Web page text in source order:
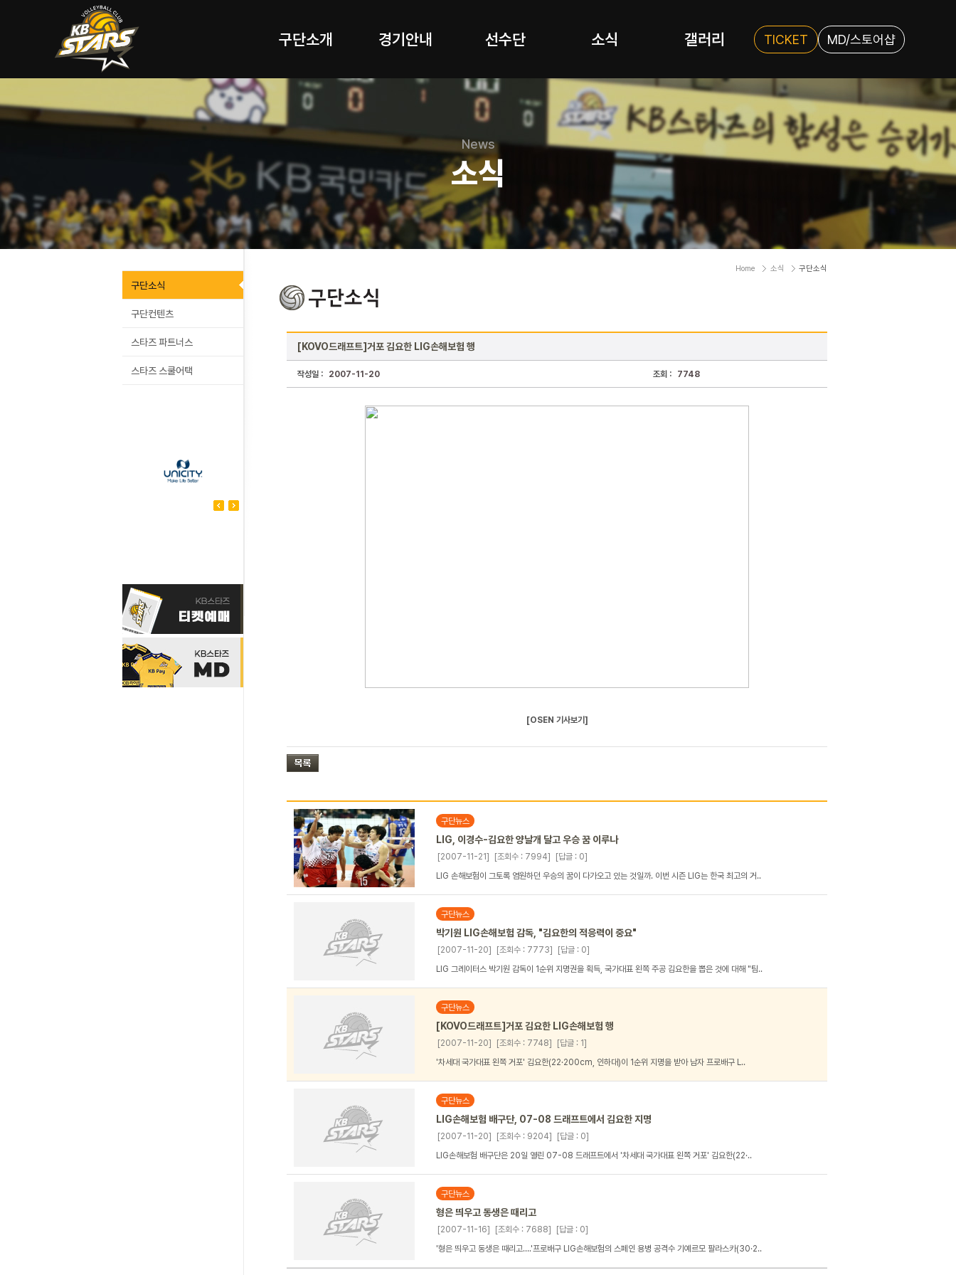
구단소개 경기안내 선수단 소식 갤러리 TICKET MD/스토어샵
구단소식
구단컨텐츠
스타즈 파트너스
스타즈 스쿨어택
Home 소식 구단소식
[KOVO드래프트]거포 김요한 LIG손해보험 행
작성일 : 2007-11-20 조회 : 7748
[OSEN 기사보기]
구단뉴스
LIG, 이경수-김요한 양날개 달고 우승 꿈 이루나
[2007-11-21] [조회수 : 7994]
[답글 : 0]
LIG 손해보험이 그토록 염원하던 우승의 꿈이 다가오고 있는 것일까. 이번 시즌 LIG는 한국 최고의 거..
구단뉴스
박기원 LIG손해보험 감독, "김요한의 적응력이 중요"
[2007-11-20] [조회수 : 7773]
[답글 : 0]
LIG 그레이터스 박기원 감독이 1순위 지명권을 획득, 국가대표 왼쪽 주공 김요한을 뽑은 것에 대해 "팀..
구단뉴스
[KOVO드래프트]거포 김요한 LIG손해보험 행
[2007-11-20] [조회수 : 7748]
[답글 : 1]
'차세대 국가대표 왼쪽 거포' 김요한(22·200cm, 인하대)이 1순위 지명을 받아 남자 프로배구 L..
구단뉴스
LIG손해보험 배구단, 07-08 드래프트에서 김요한 지명
[2007-11-20] [조회수 : 9204]
[답글 : 0]
LIG손해보험 배구단은 20일 열린 07-08 드래프트에서 '차세대 국가대표 왼쪽 거포' 김요한(22·..
구단뉴스
형은 띄우고 동생은 때리고
[2007-11-16] [조회수 : 7688]
[답글 : 0]
'형은 띄우고 동생은 때리고….'프로배구 LIG손해보험의 스페인 용병 공격수 기예르모 팔라스카(30·2..